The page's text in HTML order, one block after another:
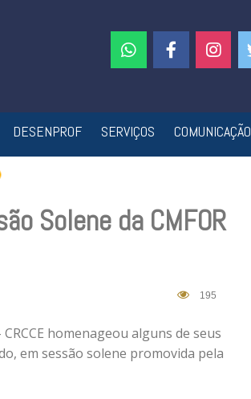
DESENPROF SERVIÇOS COMUNICAÇÃO
Solene da CMFOR
195
homenageou alguns de seus
em sessão solene promovida pela